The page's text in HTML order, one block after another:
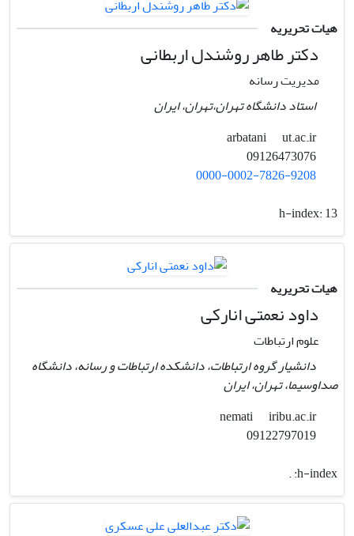
هیات تحریریه
دکتر طاهر روشندل اربطانی
مدیریت رسانه
استاد دانشگاه تهران،تهران، ایران
arbatani
ut.ac.ir
0000-0002-7826-9208
h-index:13
هیات تحریریه
داود نعمتی انارکی
علوم ارتباطات
دانشیار گروه ارتباطات، دانشکده ارتباطات و رسانه، دانشگاه
صداوسیما، تهران، ایران
nemati
iribu.ac.ir
h-index:
.